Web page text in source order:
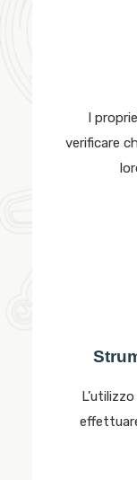
I
verificare